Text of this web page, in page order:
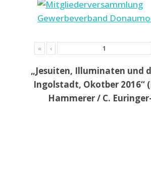
« ‹
„Jesuiten, Illuminaten und
Ingolstadt, Okotber 2016“
Hammerer / C.